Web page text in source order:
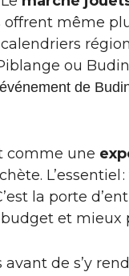
même
ou
de
comme une
la porte
et
de s’y